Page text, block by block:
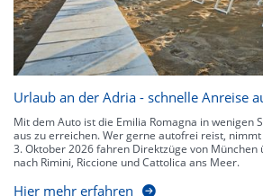
Urlaub an der Adria - schnelle Anreise
Mit dem Auto ist die Emilia Romagna in wenigen
aus zu erreichen. Wer gerne autofrei reist, nimmt
3. Oktober 2026 fahren Direktzüge von München
nach Rimini, Riccione und Cattolica ans Meer.
Hier mehr erfahren